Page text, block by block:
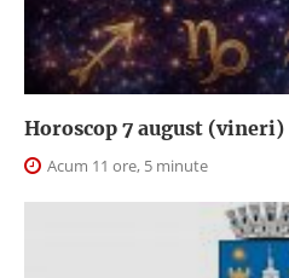
Horoscop 7 august (vineri)
Acum 11 ore, 5 minute